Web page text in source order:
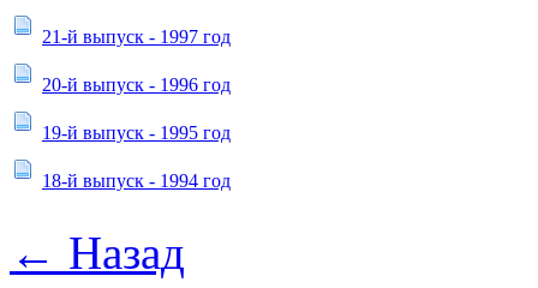
21-й выпуск - 1997 год
20-й выпуск - 1996 год
19-й выпуск - 1995 год
18-й выпуск - 1994 год
← Назад